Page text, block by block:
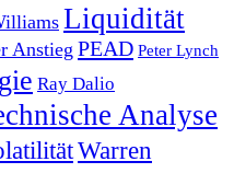
Liquidität
Anstieg PEAD Peter Lynch
Ray Dalio
Analyse
Warren